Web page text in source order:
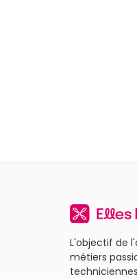
L'objectif de
métiers